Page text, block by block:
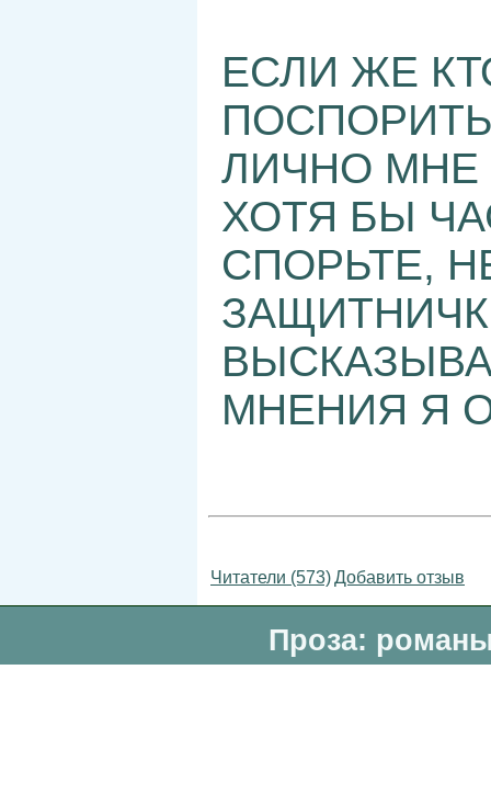
ЕСЛИ ЖЕ
ЛИЧНО МНЕ
ХОТЯ БЫ
СПОРЬТЕ,
МНЕНИЯ Я
Читатели (573)Добавить отзыв
Проза: